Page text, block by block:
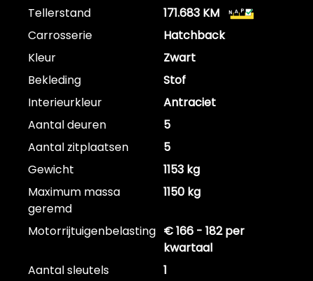
Tellerstand
171.683 KM
Carrosserie
Hatchback
Kleur
Zwart
Bekleding
Stof
Interieurkleur
Antraciet
Aantal deuren
5
Aantal zitplaatsen
5
Gewicht
1153 kg
Maximum massa
geremd
1150 kg
Motorrijtuigenbelasting € 166 - 182 per
kwartaal
Aantal sleutels
1